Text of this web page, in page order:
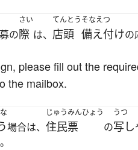
の
さい
際 は、
てんとう
店頭
そなえつ
備え付けの
please fill out the
the mailbox.
場合は、
じゅうみんひょう
住民票 の
うつ
写し